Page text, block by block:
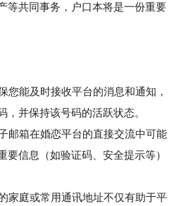
等共同事务，户口本将是一份重要
您能及时接收平台的消息和通知，
，并保持该号码的活跃状态。
箱在婚恋平台的直接交流中可能
要信息（如验证码、安全提示等）
庭或常用通讯地址不仅有助于平